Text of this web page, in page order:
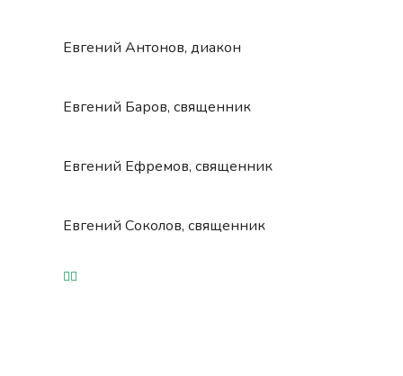
Евгений Антонов, диакон
Евгений Баров, священник
Евгений Ефремов, священник
Евгений Соколов, священник